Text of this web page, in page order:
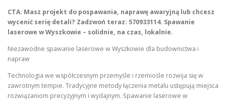
CTA: Masz projekt do pospawania, naprawę awaryjną lub chcesz
wycenić serię detali? Zadzwoń teraz: 570933114. Spawanie
laserowe w Wyszkowie – solidnie, na czas, lokalnie.
Niezawodne spawanie laserowe w Wyszkowie dla budownictwa i
napraw
Technologia we współczesnym przemyśle i rzemiośle rozwija się w
zawrotnym tempie. Tradycyjne metody łączenia metalu ustępują miejsca
rozwiązaniom precyzyjnym i wydajnym. Spawanie laserowe w